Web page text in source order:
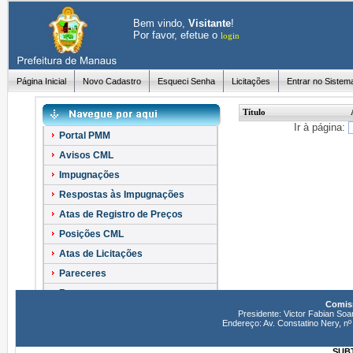
Bem vindo, Visitante!
Por favor, efetue o login
Página Inicial Novo Cadastro Esqueci Senha Licitações Entrar no
Portal PMM
Avisos CML
Impugnações
Respostas às Impugnações
Atas de Registro de Preços
Posições CML
Atas de Licitações
Pareceres
Recursos
Título
Ir à página:
Presidente: Victor Fabian
Endereço: Av. Constatino Nery,